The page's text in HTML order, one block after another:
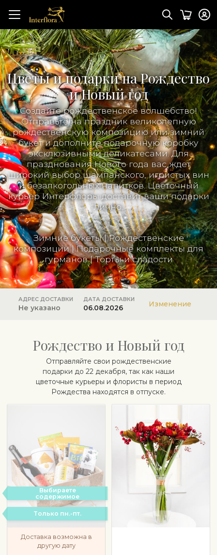
Цветы и подарки на Рождество
и Новый год
Создайте рождественское волшебство!
Отправьте на праздник великолепную
рождественскую композицию или зимний
букет и дополните подарочную коробку
эксклюзивными деликатесами. Для
празднования Нового года вас ждет
широкий выбор шампанского, игристых вин
и безалкогольных напитков. Цветочный
курьер Интерфлоры доставит ваши подарки
лично.
Зимние букеты|Рождественские
композиции|Подарочные комплекты для
гурманов|Торты и сладости
АДРЕС ДОСТАВКИ
Не указано
ДАТА ДОСТАВКИ
06.08.2026 Изменение
Рождество и Новый год
Отправляйте свои рождественские
подарки до 22 декабря, так как наши
цветочные курьеры и флористы в период
Рождества находятся в отпуске.
Выбираете
содержимое
Tолько пн.-пт.
Доставка возможна в
другую дату